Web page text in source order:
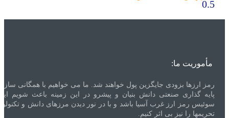
مأموریت ما:
رمز ارزها بزودی جایگزین پول خواهند شد. ما می خواهیم با همگانی سازی و
پایه گذاری صنعتی دانش بنیان و پیشرو در این زمینه باعث شویم ایران
سوئیس رمز ارز غرب آسیا باشد و با در نور دیدن مرزهای دانش و تکنولوژی
تحریمها را نیز بی اثر کنیم.